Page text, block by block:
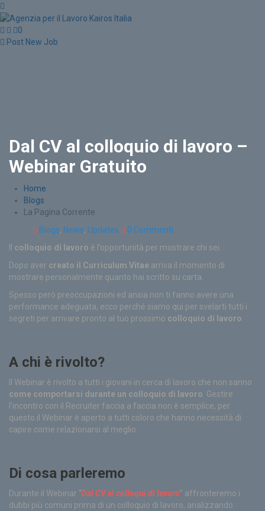
0
Post New Job
Dal CV al colloquio di lavoro –
Webinar Gratuito
Home
Blogs
La Pagina Corrente
Blogs, News, Updates
0 Commenti
colloquio di lavoro è l’opportunità per mostrare chi sei.
Dopo aver creato il Curriculum Vitae arriva il momento di
mostrare personalmente quanto hai scritto su carta.
Spesso però preoccupazioni ed ansia non ti fanno avere una
performance adeguata, ecco perché siamo qui per svelarti tutti i
segreti per arrivare pronto al tuo prossimo colloquio di lavoro.
A chi è rivolto?
Il Webinar è rivolto a tutti i giovani in cerca di lavoro che non sanno
come comportarsi durante un colloquio di lavoro. Gestire
l’incontro con il Recruiter faccia a faccia non è semplice, per
questo il Webinar è aperto a tutti coloro che hanno necessità di
capire come relazionarsi al meglio.
Di cosa parleremo
Durante il Webinar “Dal CV al colloqui di lavoro” affronteremo i
dubbi più comuni prima di un colloquio di lavoro, analizzando: